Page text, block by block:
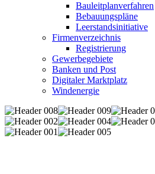
Bauleitplanverfahren
Bebauungspläne
Leerstandsinitiative
Firmenverzeichnis
Registrierung
Gewerbegebiete
Banken und Post
Digitaler Marktplatz
Windenergie